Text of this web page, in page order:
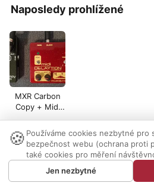
Naposledy prohlížené
MXR Carbon
Copy + Midi
Nastavení cookies | Vzhled:
© 1999-2026 AUDIO
🍪 Používáme cookies nezbytné pro
bezpečnost webu (ochrana proti
také cookies pro měření
Jen nezbytné